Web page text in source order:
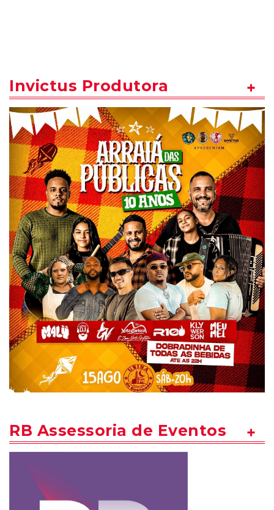
Invictus Produtora
RB Assessoria de Eventos